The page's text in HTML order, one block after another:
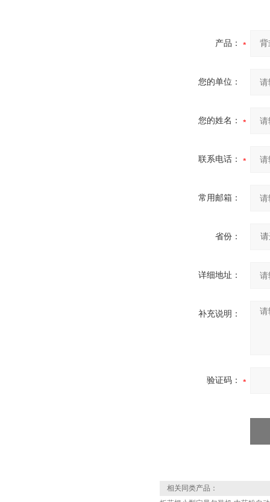
产品：
您的单位：
您的姓名：
联系电话：
常用邮箱：
省份：
详细地址：
补充说明：
验证码：
相关同类产品：